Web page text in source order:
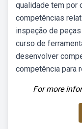
qualidade tem por
competências
inspeção de
curso de
desenvolver
competência para
For more